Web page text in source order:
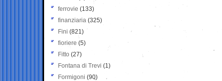
ferrovie (133)
finanziaria (325)
Fini (821)
fioriere (5)
Fitto (27)
Fontana di Trevi (1)
Formigoni (90)